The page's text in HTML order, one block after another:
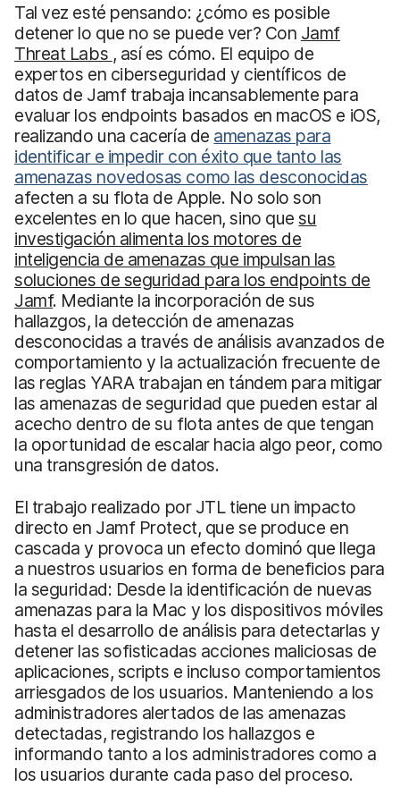
Tal vez esté pensando: ¿cómo es posible
detener lo que no se puede ver? Con Jamf
Threat Labs , así es cómo. El equipo de
expertos en ciberseguridad y científicos de
datos de Jamf trabaja incansablemente para
evaluar los endpoints basados en macOS e iOS,
realizando una cacería de amenazas para
identificar e impedir con éxito que tanto las
amenazas novedosas como las desconocidas
afecten a su flota de Apple. No solo son
excelentes en lo que hacen, sino quesu
investigación alimenta los motores de
inteligencia de amenazas que impulsan las
soluciones de seguridad para los endpoints de
Jamf. Mediante la incorporación de sus
hallazgos, la detección de amenazas
desconocidas a través de análisis avanzados de
comportamiento y la actualización frecuente de
las reglas YARA trabajan en tándem para mitigar
las amenazas de seguridad que pueden estar al
acecho dentro de su flota antes de que tengan
la oportunidad de escalar hacia algo peor, como
una transgresión de datos.
El trabajo realizado por JTL tiene un impacto
directo en Jamf Protect, que se produce en
cascada y provoca un efecto dominó que llega
a nuestros usuarios en forma de beneficios para
la seguridad: Desde la identificación de nuevas
amenazas para la Mac y los dispositivos móviles
hasta el desarrollo de análisis para detectarlas y
detener las sofisticadas acciones maliciosas de
aplicaciones, scripts e incluso comportamientos
arriesgados de los usuarios. Manteniendo a los
administradores alertados de las amenazas
detectadas, registrando los hallazgos e
informando tanto a los administradores como a
los usuarios durante cada paso del proceso.